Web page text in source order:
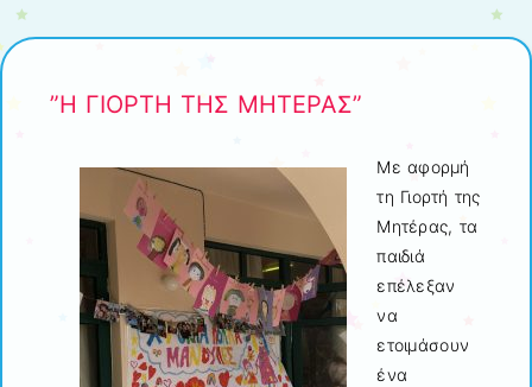
Μετάβαση στο περιεχόμενο
”Η ΓΙΟΡΤΗ ΤΗΣ ΜΗΤΕΡΑΣ”
Με αφορμή
τη Γιορτή της
Μητέρας, τα
παιδιά
επέλεξαν
να
ετοιμάσουν
ένα